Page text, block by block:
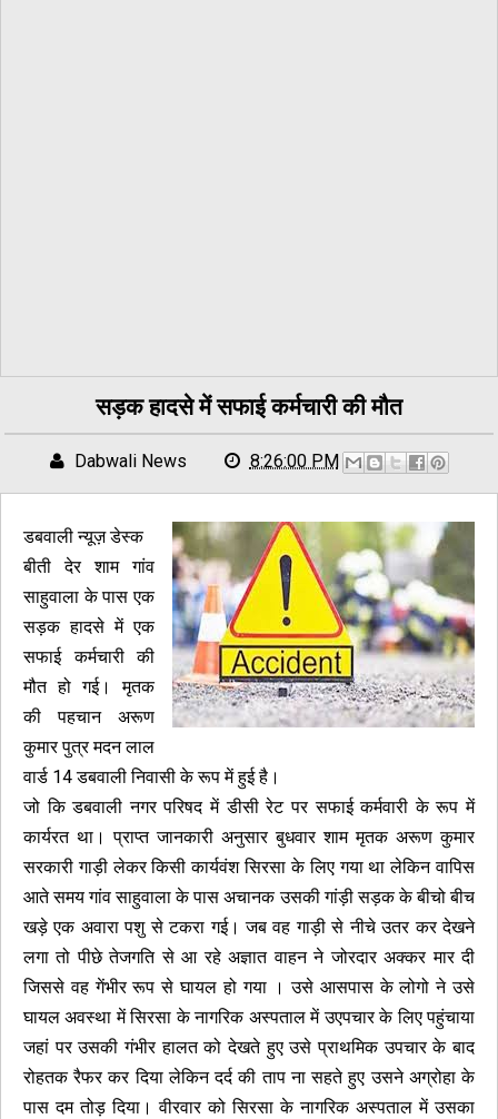
सड़क हादसे में सफाई कर्मचारी की मौत
Dabwali News 8:26:00 PM
डबवाली न्यूज़ डेस्क
बीती देर शाम गांव
साहुवाला के पास एक
सड़क हादसे में एक
सफाई कर्मचारी की
मौत हो गई। मृतक
की पहचान अरूण
कुमार पुत्र मदन लाल
वार्ड 14 डबवाली निवासी के रूप में हुई है।
जो कि डबवाली नगर परिषद में डीसी रेट पर सफाई कर्मवारी के रूप में
कार्यरत था। प्राप्त जानकारी अनुसार बुधवार शाम मृतक अरूण कुमार
सरकारी गाड़ी लेकर किसी कार्यवंश सिरसा के लिए गया था लेकिन वापिस
आते समय गांव साहुवाला के पास अचानक उसकी गांड़ी सड़क के बीचो बीच
खड़े एक अवारा पशु से टकरा गई। जब वह गाड़ी से नीचे उतर कर देखने
लगा तो पीछे तेजगति से आ रहे अज्ञात वाहन ने जोरदार अक्कर मार दी
जिससे वह गेंभीर रूप से घायल हो गया । उसे आसपास के लोगो ने उसे
घायल अवस्था में सिरसा के नागरिक अस्पताल में उएपचार के लिए पहुंचाया
जहां पर उसकी गंभीर हालत को देखते हुए उसे प्राथमिक उपचार के बाद
रोहतक रैफर कर दिया लेकिन दर्द की ताप ना सहते हुए उसने अग्रोहा के
पास दम तोड़ दिया। वीरवार को सिरसा के नागरिक अस्पताल में उसका